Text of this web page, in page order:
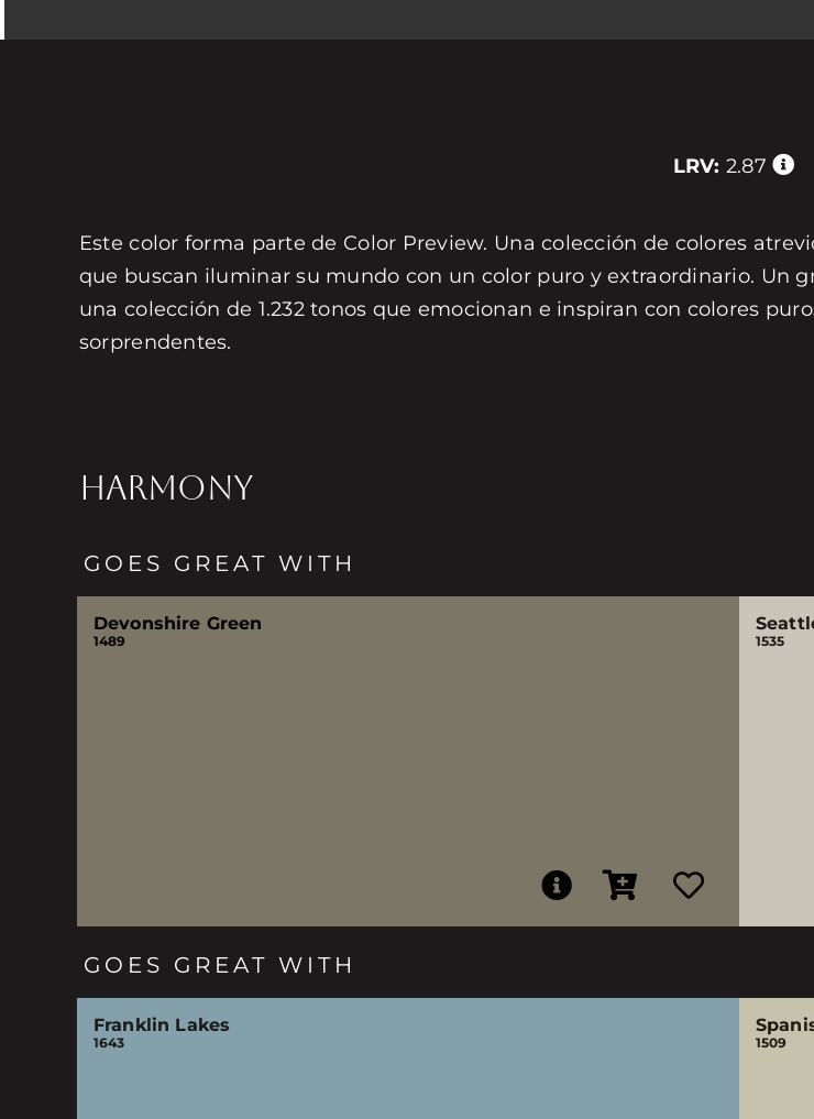
LRV: 2.87
Este color forma parte de Color Preview. Una colección de colores
que buscan iluminar su mundo con un color puro y extraordinario. Un
una colección de 1.232 tonos que emocionan e inspiran con colores
sorprendentes.
HARMONY
GOES GREAT WITH
Devonshire Green
1489 1535
GOES GREAT WITH
Franklin Lakes
1643 1509